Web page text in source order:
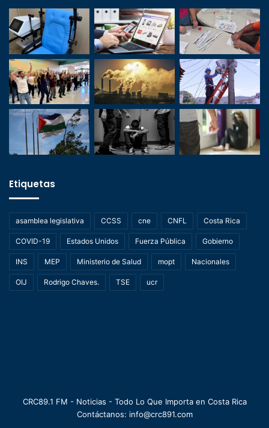
Etiquetas
asamblea legislativa CCSS cne CNFL Costa Rica
COVID-19 Estados Unidos Fuerza Pública Gobierno
INS MEP Ministerio de Salud mopt Nacionales
OIJ Rodrigo Chaves. TSE ucr
CRC89.1 FM - Noticias - Todo Lo Que Importa en Costa Rica
Contáctanos: info@crc891.com